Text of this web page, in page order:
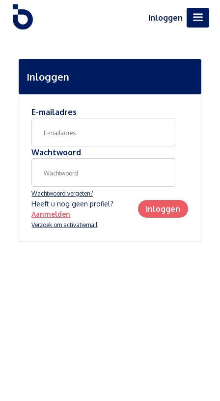
Inloggen
Inloggen
E-mailadres
Wachtwoord
Wachtwoord vergeten?
Verzoek om activatiemail
Heeft u nog geen profiel?
Aanmelden
Inloggen